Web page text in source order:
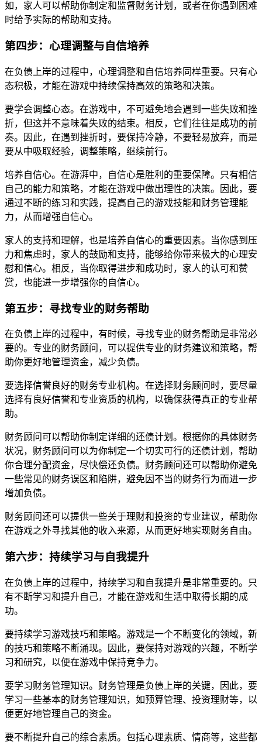
如，家人可以帮助你制定和监督财务计划，或者在你遇到困难
时给予实际的帮助和支持。
第四步：心理调整与自信培养
在负债上岸的过程中，心理调整和自信培养同样重要。只有心
态积极，才能在游戏中持续保持高效的策略和决策。
要学会调整心态。在游戏中，不可避免地会遇到一些失败和挫
折，但这并不意味着失败的结束。相反，它们往往是成功的前
奏。因此，在遇到挫折时，要保持冷静，不要轻易放弃，而是
要从中吸取经验，调整策略，继续前行。
培养自信心。在游湃中，自信心是胜利的重要保障。只有相信
自己的能力和策略，才能在游戏中做出理性的决策。因此，要
通过不断的练习和实践，提高自己的游戏技能和财务管理能
力，从而增强自信心。
家人的支持和理解，也是培养自信心的重要因素。当你感到压
力和焦虑时，家人的鼓励和支持，能够给你带来极大的心理安
慰和信心。相反，当你取得进步和成功时，家人的认可和赞
赏，也能进一步增强你的自信心。
第五步：寻找专业的财务帮助
在负债上岸的过程中，有时候，寻找专业的财务帮助是非常必
要的。专业的财务顾问，可以提供专业的财务建议和策略，帮
助你更好地管理资金，减少负债。
要选择信誉良好的财务专业机构。在选择财务顾问时，要尽量
选择有良好信誉和专业资质的机构，以确保获得真正的专业帮
助。
财务顾问可以帮助你制定详细的还债计划。根据你的具体财务
状况，财务顾问可以为你制定一个切实可行的还债计划，帮助
你合理分配资金，尽快偿还负债。财务顾问还可以帮助你避免
一些常见的财务误区和陷阱，避免因不当的财务行为而进一步
增加负债。
财务顾问还可以提供一些关于理财和投资的专业建议，帮助你
在游戏之外寻找其他的收入来源，从而更好地实现财务自由。
第六步：持续学习与自我提升
在负债上岸的过程中，持续学习和自我提升是非常重要的。只
有不断学习和提升自己，才能在游戏和生活中取得长期的成
功。
要持续学习游戏技巧和策略。游戏是一个不断变化的领域，新
的技巧和策略不断涌现。因此，要保持对游戏的兴趣，不断学
习和研究，以便在游戏中保持竞争力。
要学习财务管理知识。财务管理是负债上岸的关键，因此，要
学习一些基本的财务管理知识，如预算管理、投资理财等，以
便更好地管理自己的资金。
要不断提升自己的综合素质。包括心理素质、情商等，这些都